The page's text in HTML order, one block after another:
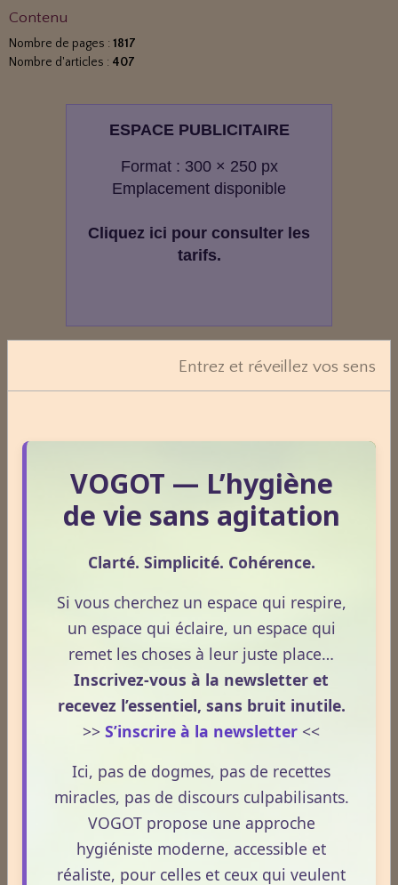
Contenu
Nombre de pages : 1817
Nombre d'articles : 407
ESPACE PUBLICITAIRE
Format : 300 × 250 px
Emplacement disponible
Cliquez ici pour consulter les
tarifs.
Evaluez vos connaissances
Mini‑quizz
Nature & sciences
Anatomie & physiologie
energie
vogot
techniques naturopathe
bien-être
hygiénisme
santé naturelle nutrition danger
santé
sommeil
terrain digestion alimentation
effets
immunité blog vitamine vitalité
Témoignages
Témoignages
Entrez et réveillez vos sens
VOGOT — L’hygiène
de vie sans agitation
Clarté. Simplicité. Cohérence.
Si vous cherchez un espace qui respire,
un espace qui éclaire, un espace qui
remet les choses à leur juste place…
Inscrivez-vous à la newsletter et
recevez l’essentiel, sans bruit inutile.
>> S’inscrire à la newsletter <<
Ici, pas de dogmes, pas de recettes
miracles, pas de discours culpabilisants.
VOGOT propose une approche
hygiéniste moderne, accessible et
réaliste, pour celles et ceux qui veulent